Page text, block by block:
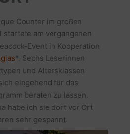
Counter im großen
startete am vergangenen
Event in Kooperation
*. Sechs Leserinnen
und Altersklassen
eingehend für das
beraten zu lassen.
habe ich sie dort vor Ort
sehr gespannt.